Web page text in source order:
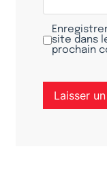
site dans
prochain